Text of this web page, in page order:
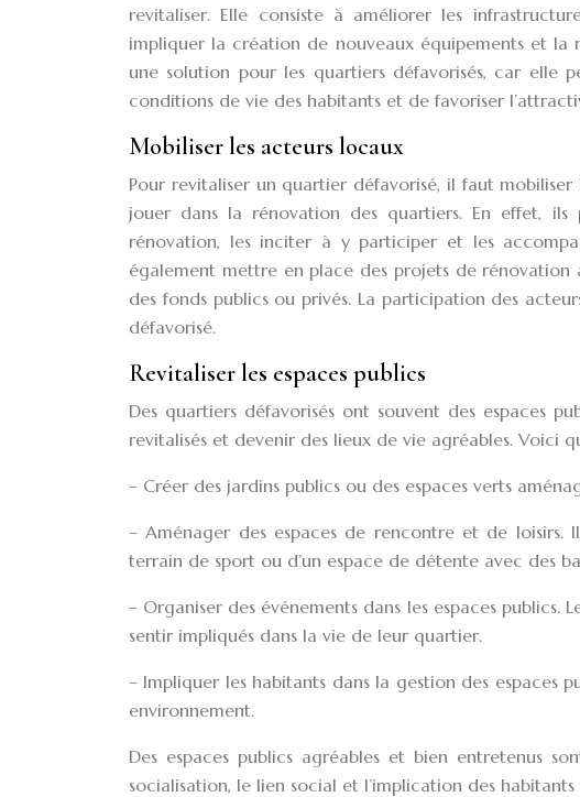
revitaliser. Elle consiste à améliorer les
impliquer la création de nouveaux équipements et la
une solution pour les quartiers défavorisés, car elle
conditions de vie des habitants et de favoriser
Mobiliser les acteurs locaux
Pour revitaliser un quartier défavorisé, il faut
jouer dans la rénovation des quartiers. En effet, ils
rénovation, les inciter à y participer et les
également mettre en place des projets de rénovation
des fonds publics ou privés. La participation des
défavorisé.
Revitaliser les espaces publics
Des quartiers défavorisés ont souvent des espaces
revitalisés et devenir des lieux de vie agréables. Voici
– Créer des jardins publics ou des espaces verts
– Aménager des espaces de rencontre et de loisirs.
terrain de sport ou d’un espace de détente avec des
– Organiser des événements dans les espaces
sentir impliqués dans la vie de leur quartier.
– Impliquer les habitants dans la gestion des espaces
environnement.
Des espaces publics agréables et bien entretenus
socialisation, le lien social et l’implication des